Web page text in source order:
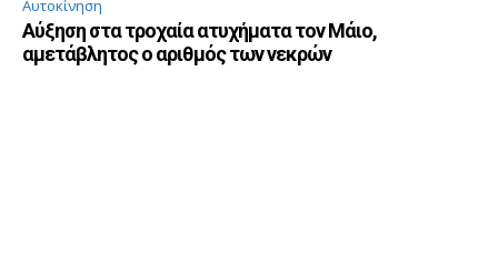
Αυτοκίνηση
Αύξηση στα τροχαία ατυχήματα τον Μάιο,
αμετάβλητος ο αριθμός των νεκρών